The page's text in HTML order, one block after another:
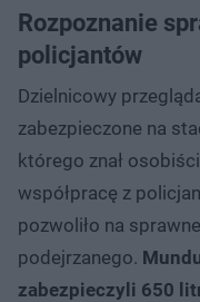
Rozpoznanie
policjantów
Dzielnicowy
zabezpieczone na
którego znał
współpracę z
pozwoliło na
podejrzanego.
zabezpieczyli 650